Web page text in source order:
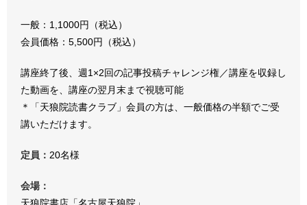
一般：1,1000円（税込）
会員価格：5,500円（税込）
講座終了後、週1×2回の記事投稿チャレンジ権／講座を収録し
た動画を、講座の翌月末まで視聴可能
＊「天狼院読書クラブ 」会員の方は、一般価格の半額でご受
講いただけます。
定員： 20名様
会場：